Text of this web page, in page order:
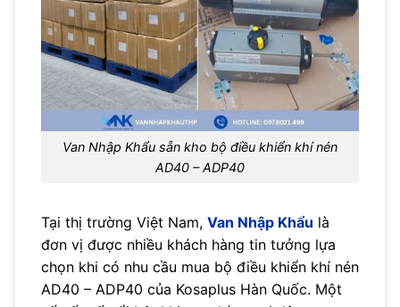
Van Nhập Khẩu sẵn kho bộ điều khiển khí nén
AD40 – ADP40
Tại thị trường Việt Nam, Van Nhập Khẩu là
đơn vị được nhiều khách hàng tin tưởng lựa
chọn khi có nhu cầu mua bộ điều khiển khí nén
AD40 – ADP40 của Kosaplus Hàn Quốc. Một